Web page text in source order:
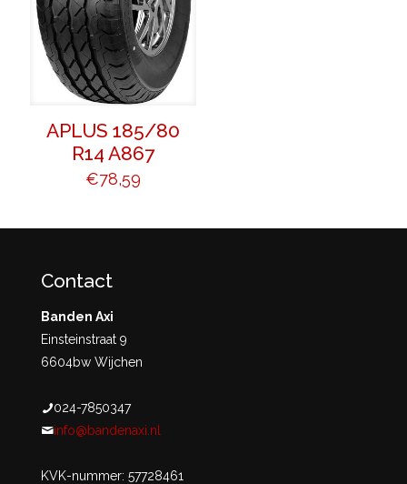
APLUS 185/80
R14 A867
€78,59
Contact
Banden Axi
Einsteinstraat 9
6604bw Wijchen
024-7850347
info@bandenaxi.nl
KVK-nummer: 57728461